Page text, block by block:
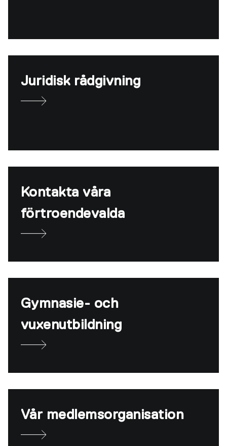
Juridisk rådgivning
Kontakta våra
förtroendevalda
Gymnasie- och
vuxenutbildning
Vår medlemsorganisation